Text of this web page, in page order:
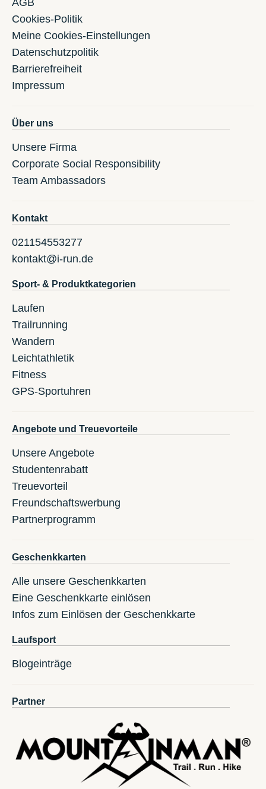
AGB
Cookies-Politik
Meine Cookies-Einstellungen
Datenschutzpolitik
Barrierefreiheit
Impressum
Über uns
Unsere Firma
Corporate Social Responsibility
Team Ambassadors
Kontakt
021154553277
kontakt@i-run.de
Sport- & Produktkategorien
Laufen
Trailrunning
Wandern
Leichtathletik
Fitness
GPS-Sportuhren
Angebote und Treuevorteile
Unsere Angebote
Studentenrabatt
Treuevorteil
Freundschaftswerbung
Partnerprogramm
Geschenkkarten
Alle unsere Geschenkkarten
Eine Geschenkkarte einlösen
Infos zum Einlösen der Geschenkkarte
Laufsport
Blogeinträge
Partner